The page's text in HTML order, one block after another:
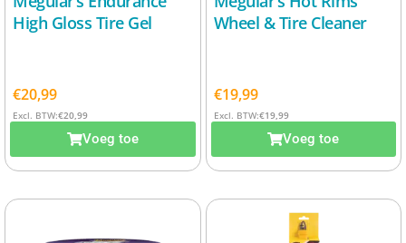
High Gloss Tire Gel
€20,99
Excl. BTW:€20,99
Voeg toe
Wheel & Tire Cleaner
€19,99
Excl. BTW:€19,99
Voeg toe